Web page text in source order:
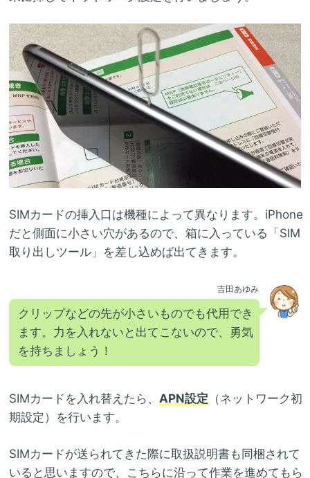
SIMカードの挿入口は機種によって異なります。iPhone
だと側面に小さい穴があるので、箱に入っている「SIM
取り出しツール」を差し込めば出てきます。
吉田あゆみ
クリップなどの先が小さいものでも代用でき
ます。力を入れないと出てこないので、勇気
を持ちましょう！
SIMカードを入れ替えたら、 APN設定 （ネットワーク初
期設定）を行います。
SIMカードが送られてきた際に取扱説明書も同梱されて
いると思いますので、こちらに沿って作業を進めてもら